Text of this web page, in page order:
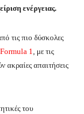
ενέργειας.
τις πιο δύσκολες
Formula 1, με τις
ακραίες απαιτήσεις
του